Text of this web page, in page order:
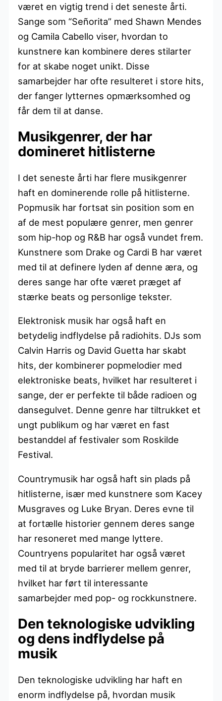
været en vigtig trend i det seneste årti.
Sange som “Señorita” med Shawn Mendes
og Camila Cabello viser, hvordan to
kunstnere kan kombinere deres stilarter
for at skabe noget unikt. Disse
samarbejder har ofte resulteret i store hits,
der fanger lytternes opmærksomhed og
får dem til at danse.
Musikgenrer, der har
domineret hitlisterne
I det seneste årti har flere musikgenrer
haft en dominerende rolle på hitlisterne.
Popmusik har fortsat sin position som en
af de mest populære genrer, men genrer
som hip-hop og R&B har også vundet frem.
Kunstnere som Drake og Cardi B har været
med til at definere lyden af denne æra, og
deres sange har ofte været præget af
stærke beats og personlige tekster.
Elektronisk musik har også haft en
betydelig indflydelse på radiohits. DJs som
Calvin Harris og David Guetta har skabt
hits, der kombinerer popmelodier med
elektroniske beats, hvilket har resulteret i
sange, der er perfekte til både radioen og
dansegulvet. Denne genre har tiltrukket et
ungt publikum og har været en fast
bestanddel af festivaler som Roskilde
Festival.
Countrymusik har også haft sin plads på
hitlisterne, især med kunstnere som Kacey
Musgraves og Luke Bryan. Deres evne til
at fortælle historier gennem deres sange
har resoneret med mange lyttere.
Countryens popularitet har også været
med til at bryde barrierer mellem genrer,
hvilket har ført til interessante
samarbejder med pop- og rockkunstnere.
Den teknologiske udvikling
og dens indflydelse på
musik
Den teknologiske udvikling har haft en
enorm indflydelse på, hvordan musik